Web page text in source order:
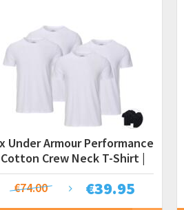
Under Armour Performance
Cotton Crew Neck T-Shirt |
Heren
€39.95
€74.00